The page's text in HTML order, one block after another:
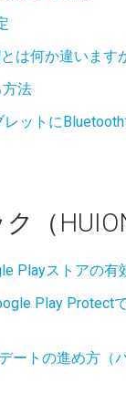
は何か違います
法
ットに
（
Playストアの有
Play Protect
ートの進め方（